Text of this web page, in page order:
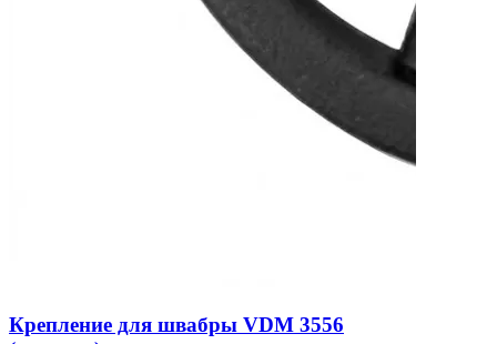
Крепление для швабры VDM 3556